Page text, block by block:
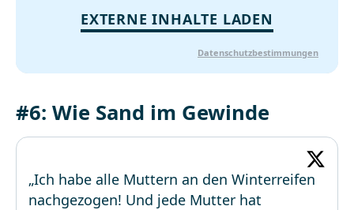
EXTERNE INHALTE LADEN
Datenschutzbestimmungen
#6: Wie Sand im Gewinde
„Ich habe alle Muttern an den Winterreifen
nachgezogen! Und jede Mutter hat